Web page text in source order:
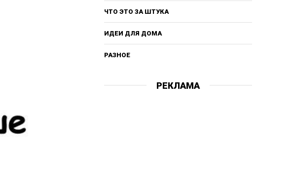
ЧТО ЭТО ЗА ШТУКА
ИДЕИ ДЛЯ ДОМА
РАЗНОЕ
РЕКЛАМА